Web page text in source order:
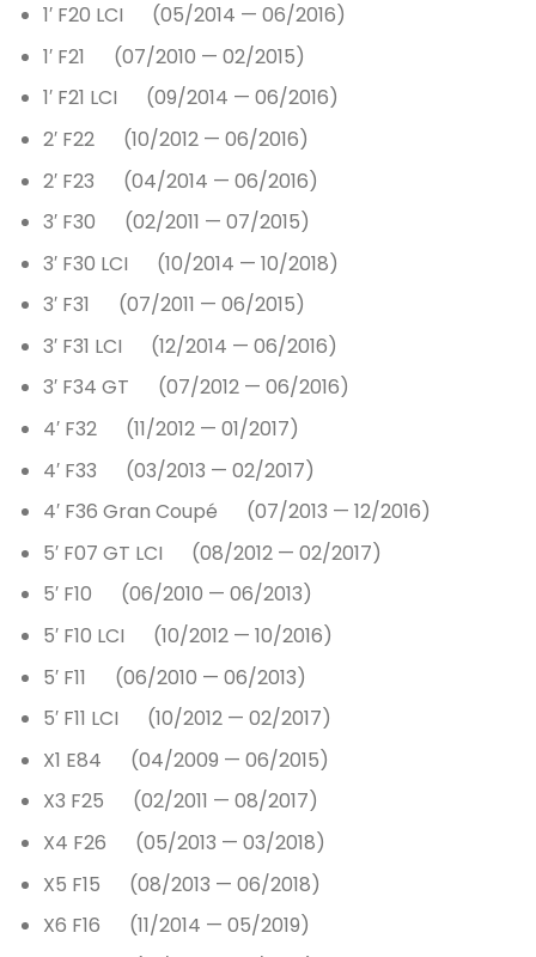
1′ F20 LCI (05/2014 — 06/2016)
1′ F21 (07/2010 — 02/2015)
1′ F21 LCI (09/2014 — 06/2016)
2′ F22 (10/2012 — 06/2016)
2′ F23 (04/2014 — 06/2016)
3′ F30 (02/2011 — 07/2015)
3′ F30 LCI (10/2014 — 10/2018)
3′ F31 (07/2011 — 06/2015)
3′ F31 LCI (12/2014 — 06/2016)
3′ F34 GT (07/2012 — 06/2016)
4′ F32 (11/2012 — 01/2017)
4′ F33 (03/2013 — 02/2017)
4′ F36 Gran Coupé (07/2013 — 12/2016)
5′ F07 GT LCI (08/2012 — 02/2017)
5′ F10 (06/2010 — 06/2013)
5′ F10 LCI (10/2012 — 10/2016)
5′ F11 (06/2010 — 06/2013)
5′ F11 LCI (10/2012 — 02/2017)
X1 E84 (04/2009 — 06/2015)
X3 F25 (02/2011 — 08/2017)
X4 F26 (05/2013 — 03/2018)
X5 F15 (08/2013 — 06/2018)
X6 F16 (11/2014 — 05/2019)